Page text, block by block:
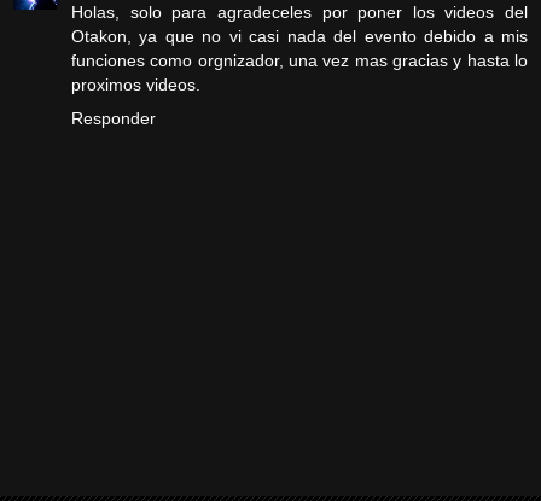
Holas, solo para agradeceles por poner los videos del
Otakon, ya que no vi casi nada del evento debido a mis
funciones como orgnizador, una vez mas gracias y hasta lo
proximos videos.
Responder